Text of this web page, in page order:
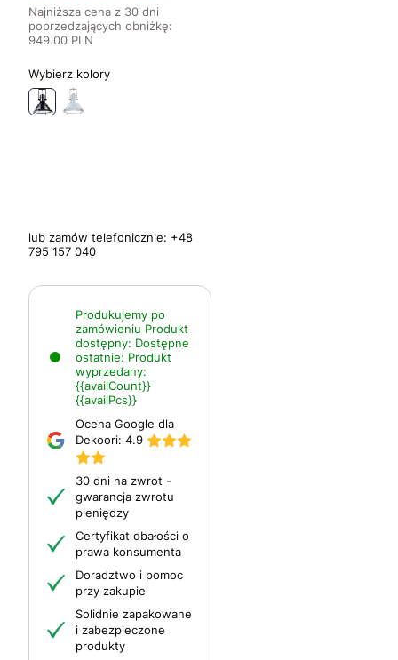
Najniższa cena z 30 dni
poprzedzających obniżkę:
949.00 PLN
kolory
lub zamów telefonicznie: +48
795 157 040
Produkujemy po
zamówieniu Produkt
dostępny: Dostępne
ostatnie: Produkt
wyprzedany:
{{availCount}}
{{availPcs}}
Ocena Google dla
Dekoori: 4.9
30 dni na zwrot -
gwarancja zwrotu
pieniędzy
Certyfikat dbałości o
prawa konsumenta
Doradztwo i pomoc
przy zakupie
Solidnie zapakowane
i zabezpieczone
produkty